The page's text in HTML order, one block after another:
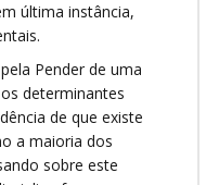
última instância,
Pender de uma
determinantes
de que existe
a maioria dos
sobre este